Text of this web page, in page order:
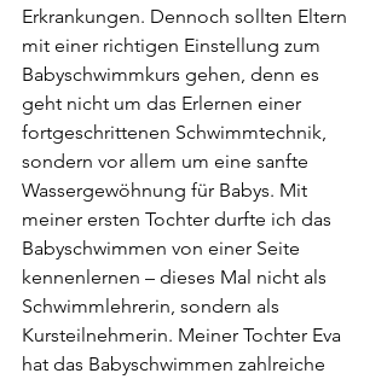
Erkrankungen. Dennoch sollten Eltern
mit einer richtigen Einstellung zum
Babyschwimmkurs gehen, denn es
geht nicht um das Erlernen einer
fortgeschrittenen Schwimmtechnik,
sondern vor allem um eine sanfte
Wassergewöhnung für Babys. Mit
meiner ersten Tochter durfte ich das
Babyschwimmen von einer Seite
kennenlernen – dieses Mal nicht als
Schwimmlehrerin, sondern als
Kursteilnehmerin. Meiner Tochter Eva
hat das Babyschwimmen zahlreiche